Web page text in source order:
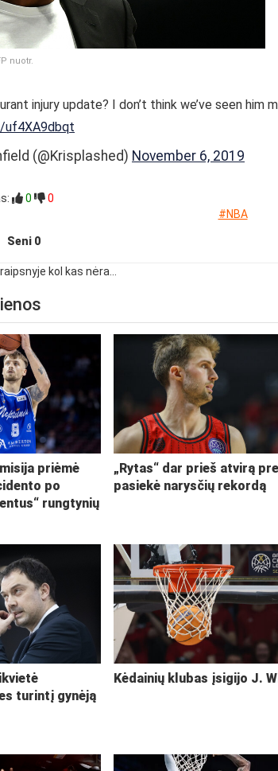
nuotr.
injury update? I don’t think we’ve seen him
uf4XA9dbqt
(@Krisplashed) November 6, 2019
0
0
#NBA
Seni 0
kol kas nėra...
priėmė
po
rungtynių
„Rytas“ dar prieš atvirą
pasiekė narysčių rekordą
turintį gynėją
Kėdainių klubas įsigijo J.